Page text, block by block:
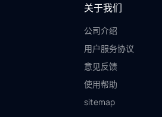
关于我们
公司介绍
用户服务协议
意见反馈
使用帮助
sitemap